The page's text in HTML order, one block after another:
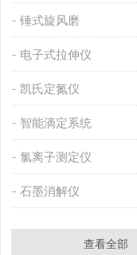
锤式旋风磨
电子式拉伸仪
凯氏定氮仪
智能滴定系统
氯离子测定仪
石墨消解仪
查看全部